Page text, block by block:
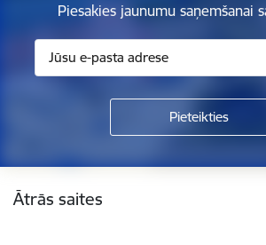
Piesakies jaunumu saņemšanai
Ātrās saites